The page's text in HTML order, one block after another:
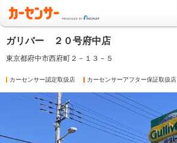
ガリバー ２０号府中店
東京都府中市西府町２－１３－５
カーセンサー認定取扱店 カーセンサーアフター保証取扱店